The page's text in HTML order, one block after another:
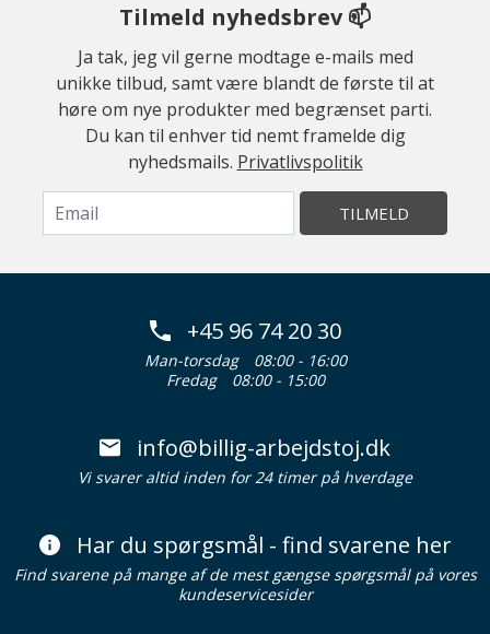
Tilmeld nyhedsbrev 📫
Ja tak, jeg vil gerne modtage e-mails med
unikke tilbud, samt være blandt de første til at
høre om nye produkter med begrænset parti.
Du kan til enhver tid nemt framelde dig
nyhedsmails. Privatlivspolitik
TILMELD
+45 96 74 20 30
Man-torsdag
08:00 - 16:00
Fredag
08:00 - 15:00
info@billig-arbejdstoj.dk
Vi svarer altid inden for 24 timer på hverdage
Har du spørgsmål - find svarene her
Find svarene på mange af de mest gængse spørgsmål på vores
kundeservicesider